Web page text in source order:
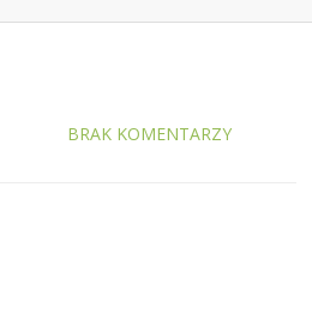
BRAK KOMENTARZY